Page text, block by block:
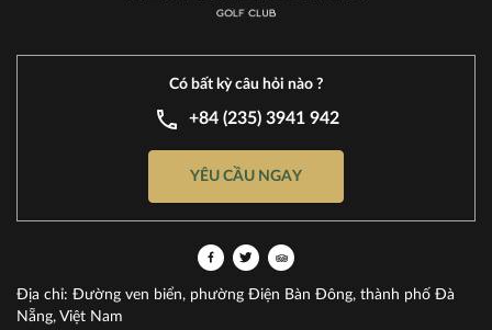
Có bất kỳ câu hỏi nào ?
+84 (235) 3941 942
YÊU CẦU NGAY
Địa chỉ: Đường ven biển, phường Điện Bàn Đông, thành phố Đà
Nẵng, Việt Nam